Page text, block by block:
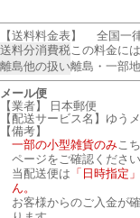
【送料料金表】
全国一
送料分消費税 この料金に
離島他の扱い離島・一部
メール便
【業者】 日本郵便
【配送サービス名】ゆう
【備考】
一部の小型雑貨のみ こ
ページをご確認ください
当配送便は 「日時指定
ん。
お客様からのご入金が